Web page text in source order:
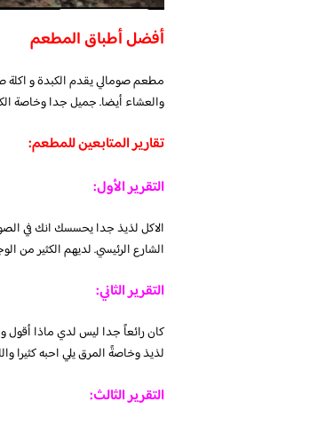
أفضل أطباق المطعم
مطعم صومالي يقدم الكبدة و اكلة
والعشاء أيضا. جميل جدا وخاصة
تقارير المتابعين للمطعم:
التقرير الأول:
الاكل لذيذ جدا يحسسك انك في
الشارع الرئيسي. لديهم الكثير
التقرير الثاني:
كان رائعاً جدا ليس لدي ماذا أقول
لذيذ وخاصةً المرق يلي احبه كثيرا
التقرير الثالث: